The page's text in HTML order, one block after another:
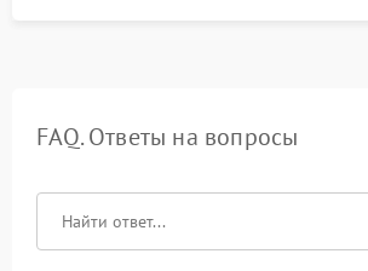
FAQ. Ответы на вопросы